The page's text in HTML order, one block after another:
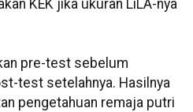
KEK jika ukuran LiLA-nya
pre-test sebelum
test setelahnya. Hasilnya
pengetahuan remaja putri